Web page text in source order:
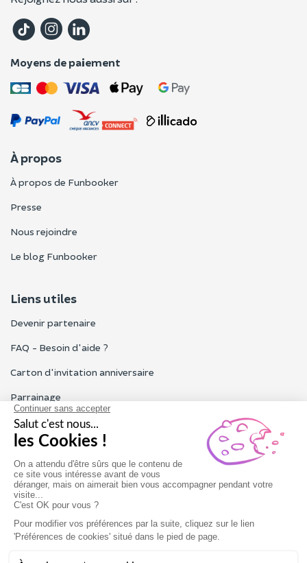
Moyens de paiement
À propos
À propos de Funbooker
Presse
Nous rejoindre
Le blog Funbooker
Liens utiles
Devenir partenaire
FAQ - Besoin d'aide ?
Carton d'invitation anniversaire
Parrainage
Tous les avis Funbooker
Particuliers, entreprises, professionnels
Notre service client est ouvert du lundi au vendredi de 9h à 18h
Nous contacter